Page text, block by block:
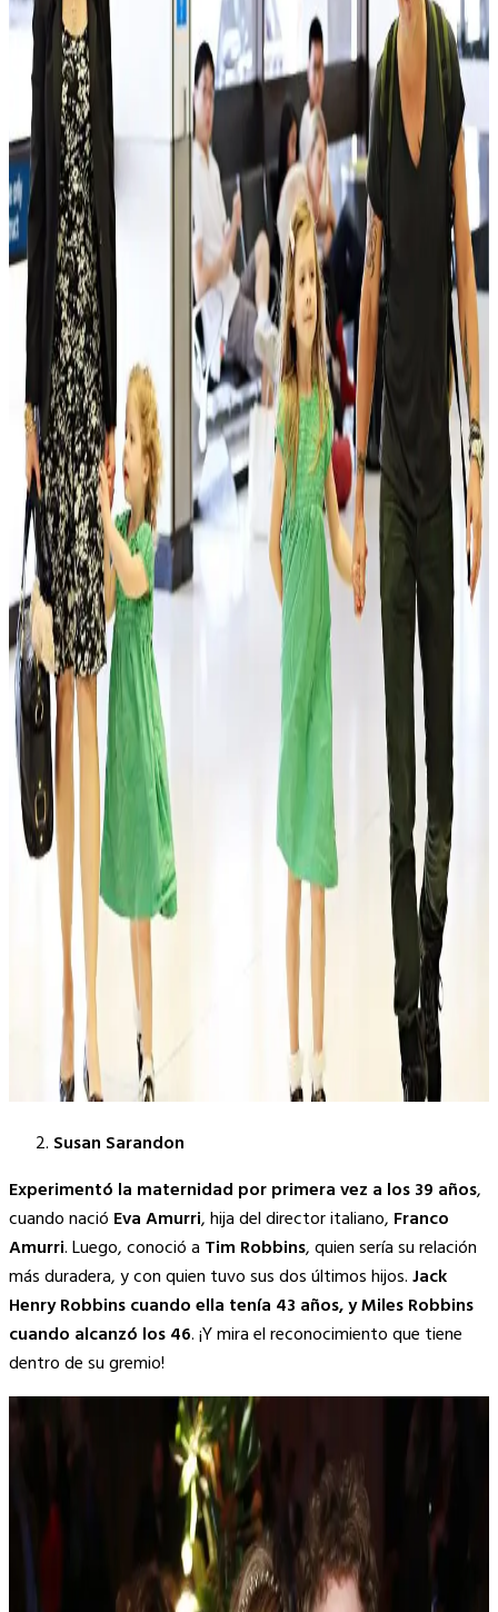
Susan Sarandon
Experimentó la maternidad por primera vez a los 39 años,
cuando nació Eva Amurri, hija del director italiano, Franco
Amurri. Luego, conoció a Tim Robbins, quien sería su relación
más duradera, y con quien tuvo sus dos últimos hijos.Jack
Henry Robbins cuando ella tenía 43 años, y Miles Robbins
cuando alcanzó los 46. ¡Y mira el reconocimiento que tiene
dentro de su gremio!